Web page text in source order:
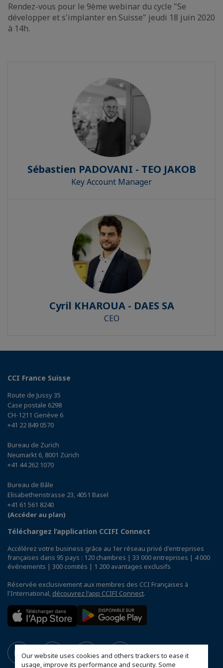
Our website uses cookies and others trackers to ease it
usage, improve its performance and security. Some
Rendez-vous pour le 9ème webinar du cycle "Se
développer et s'implanter en Suisse" jeudi 18 juin 2020
à 14h.
Sébastien PADOVANI - TEO JAKOB
Key Account Manager
Cyril KHAROUA - DAES SA
CEO
CCI France Suisse
Route de Jussy 35
Case postale 6298
CH-1211 Genève 6
+41 22 849 0570
Bureau de Zurich
Neumarkt 6, 8001 Zürich
+41 44 262 1070
Bureau de Bâle
Elisabethenstrasse 23, 4051 Basel
+41 61 561 8240
(Accéder au plan)
Téléchargez l’application CCIFI Connect
Accélérez votre business grâce au 1er réseau privé d'entreprises
françaises dans 95 pays : 120 chambres | 33 000 entreprises | 4 000
événements | 300 comités | 1 200 avantages exclusifs
Réservée exclusivement aux membres des CCI Françaises à
l'International, découvrez l'app CCIFI Connect.